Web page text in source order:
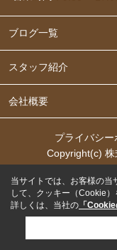
ブログ一覧
スタッフ紹介
会社概要
プライバシー
Copyright(c)
当サイトでは、お客様の当
して、クッキー（Cookie）
詳しくは、当社の 「